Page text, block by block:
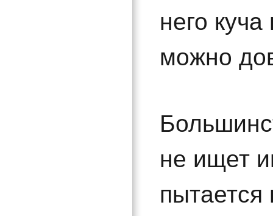
него
можно
не ищет
пытается